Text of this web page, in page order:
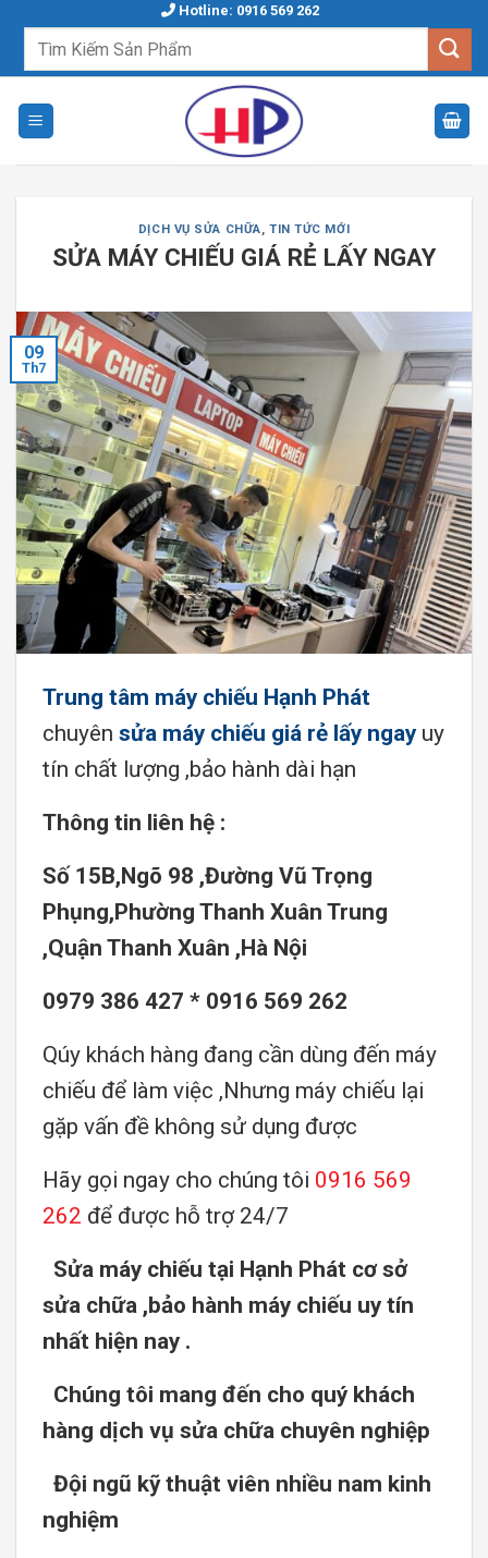
content
Hotline: 0916 569 262
Tìm
DỊCH VỤ SỬA CHỮA, TIN TỨC MỚI
SỬA MÁY CHIẾU GIÁ RẺ LẤY NGAY
09
Th7
Trung tâm máy chiếu Hạnh Phát
chuyên sửa máy chiếu giá rẻ lấy ngay uy
tín chất lượng ,bảo hành dài hạn
Thông tin liên hệ :
Số 15B,Ngõ 98 ,Đường Vũ Trọng
Phụng,Phường Thanh Xuân Trung
,Quận Thanh Xuân ,Hà Nội
0979 386 427 * 0916 569 262
Qúy khách hàng đang cần dùng đến máy
chiếu để làm việc ,Nhưng máy chiếu lại
gặp vấn đề không sử dụng được
Hãy gọi ngay cho chúng tôi 0916 569
262 để được hỗ trợ 24/7
Sửa máy chiếu tại Hạnh Phát cơ sở
sửa chữa ,bảo hành máy chiếu uy tín
nhất hiện nay .
Chúng tôi mang đến cho quý khách
hàng dịch vụ sửa chữa chuyên nghiệp
Đội ngũ kỹ thuật viên nhiều nam kinh
nghiệm